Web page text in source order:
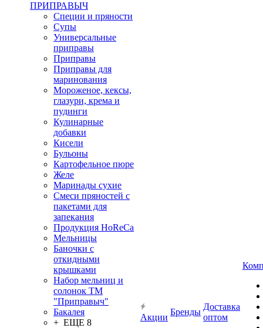
ПРИПРАВЫЧ
Специи и пряности
Супы
Универсальные
приправы
Приправы
Приправы для
маринования
Мороженое, кексы,
глазури, крема и
пудинги
Кулинарные
добавки
Кисели
Бульоны
Картофельное пюре
Желе
Маринады сухие
Смеси пряностей с
пакетами для
запекания
Продукция HoReCa
Мельницы
Баночки с
откидными
крышками
Набор мельниц и
солонок ТМ
"Приправыч"
Бакалея
+ ЕЩЕ 8
Акции
Бренды
Доставка
оптом